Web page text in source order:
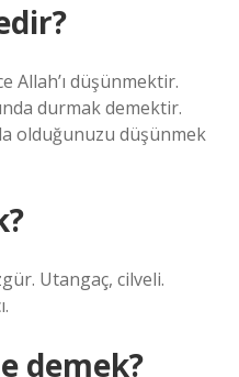
Allah’ı düşünmektir.
durmak demektir.
olduğunuzu düşünmek
Utangaç, cilveli.
demek?